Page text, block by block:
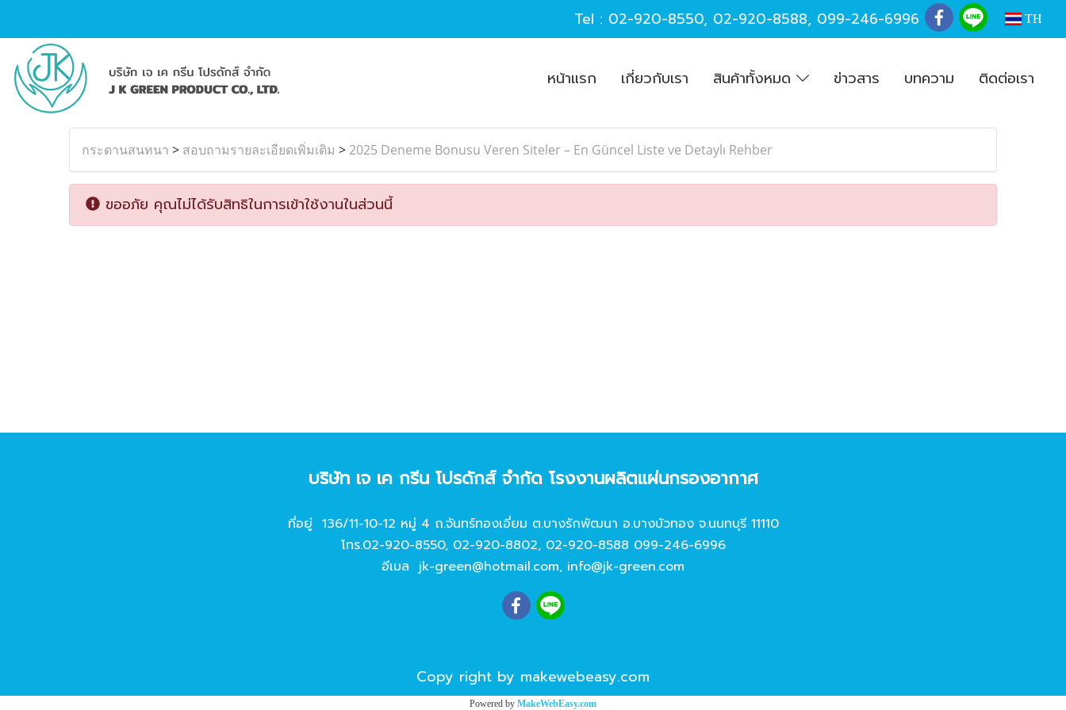
Tel : 02-920-8550, 02-920-8588, 099-246-6996 TH
หน้าแรก เกี่ยวกับเรา สินค้าทั้งหมด ข่าวสาร บทความ ติดต่อเรา
กระดานสนทนา > สอบถามรายละเอียดเพิ่มเติม > 2025 Deneme Bonusu Veren Siteler – En Güncel Liste ve Detaylı Rehber
ขออภัย คุณไม่ได้รับสิทธิในการเข้าใช้งานในส่วนนี้
บริษัท เจ เค กรีน โปรดักส์ จํากัด โรงงานผลิตแผ่นกรองอากาศ
ที่อยู่ 136/11-10-12 หมู่ 4 ถ.จันทร์ทองเอี่ยม ต.บางรักพัฒนา อ.บางบัวทอง จ.นนทบุรี 11110
โทร.02-920-8550, 02-920-8802, 02-920-8588 099-246-6996
อีเมล jk-green@hotmail.com, info@jk-green.com
Copy right by makewebeasy.com
Powered by MakeWebEasy.com